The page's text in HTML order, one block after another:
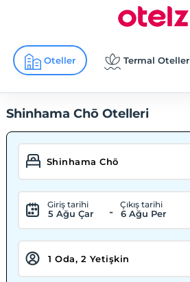
Oteller Termal Oteller
Shinhama Chō Otelleri
Giriş tarihi
5 Ağu Çar -
Çıkış tarihi
6 Ağu Per